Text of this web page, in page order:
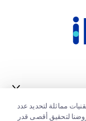
مماثلة لتحديد عدد
لتحقيق أقصى قدر